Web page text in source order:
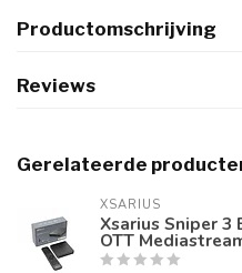
Productomschrijving
Reviews
Gerelateerde
XSARIUS
Xsarius Sniper 3
OTT